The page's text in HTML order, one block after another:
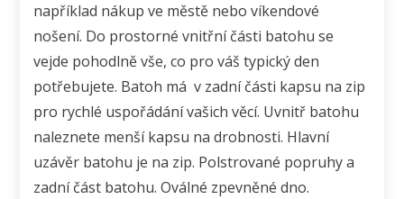
například nákup ve městě nebo víkendové
nošení. Do prostorné vnitřní části batohu se
vejde pohodlně vše, co pro váš typický den
potřebujete. Batoh má v zadní části kapsu na zip
pro rychlé uspořádání vašich věcí. Uvnitř batohu
naleznete menší kapsu na drobnosti. Hlavní
uzávěr batohu je na zip. Polstrované popruhy a
zadní část batohu. Oválné zpevněné dno.